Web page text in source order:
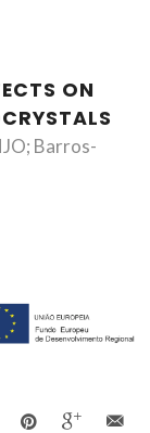
ON
Barros-